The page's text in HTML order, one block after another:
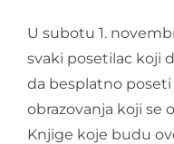
U subotu 1.
svaki posetilac koji
da besplatno poseti
obrazovanja koji se
Knjige koje budu